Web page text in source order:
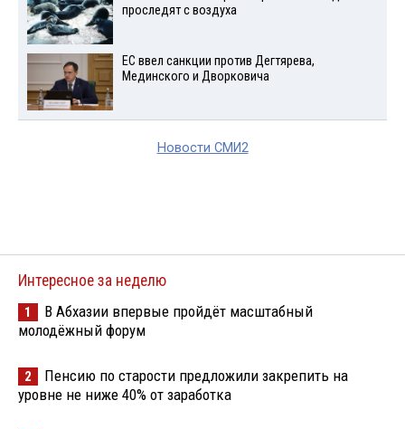
проследят с воздуха
ЕС ввел санкции против Дегтярева,
Мединского и Дворковича
Новости СМИ2
Интересное за неделю
1
В Абхазии впервые пройдёт масштабный
молодёжный форум
2
Пенсию по старости предложили закрепить на
уровне не ниже 40% от заработка